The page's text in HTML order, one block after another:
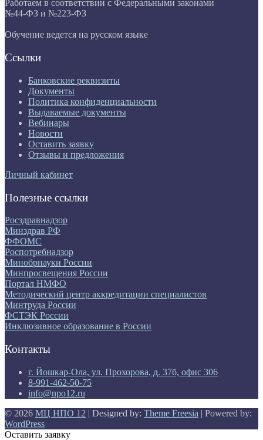
Работаем в соответствии с Федеральными законами
№44-ФЗ и №223-ФЗ
Обучение ведется на русском языке
Ссылки
Банковские реквизиты
Документы
Политика конфиденциальности
Выдаваемые документы
Вебинары
Новости
Оставить заявку
Отзывы и предложения
Личный кабинет
Полезные ссылки
Росздравнадзор
Минздрав РФ
ФФОМС
Роспотребнадзор
Минобрнауки России
Минпросвещения России
Портал НМФО
Методический центр аккредитации специалистов
Минтруда России
ФСТЭК России
Инклюзивное образование в России
Контакты
г. Йошкар-Ола, ул. Прохорова, д. 37б, офис 306
8-991-462-50-75
info@npo12.ru
© 2026 МЦ НПО 12 | Designed by: Theme Freesia | Powered by:
WordPress
Оставить заявку